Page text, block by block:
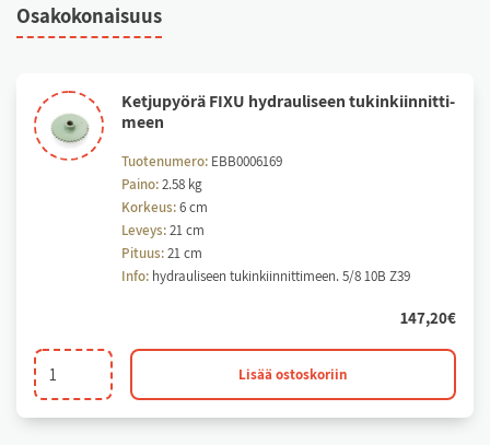
Osa­ko­ko­nai­suus
Ket­ju­pyö­rä FI­XU hyd­rau­li­seen tu­kin­kiin­nit­ti­
meen
Tuotenumero: EBB0006169
Paino:2.58 kg
Korkeus:6 cm
Leveys:21 cm
Pituus:21 cm
Info: hydrauliseen tukinkiinnittimeen. 5/8 10B Z39
147,20€
Ketjupyörä
FIXU
Lisää ostoskoriin